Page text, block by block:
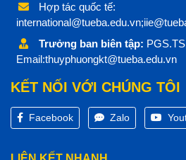
Hợp tác quốc tế:
Trưởng ban biên tập:
Email:thuyphuongkt@tueba.edu.vn
KẾT NỐI VỚI CHÚNG TÔI
Facebook Zalo